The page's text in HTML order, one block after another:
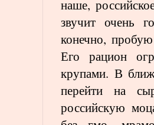
наше,
звучит очень
конечно,
Его рацион
крупами. В
перейти на
российскую